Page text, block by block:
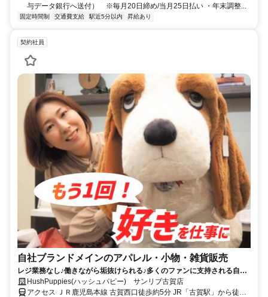
与データ銀行へ送付） ※毎月20日締め/当月25日払い ・年末調整...
固定時間制 交通費支給 駅近5分以内 昇給あり
契約社員
自社ブランドメインのアパレル・小物・雑貨販売
レジ業務なし♪働きながら垢抜けられる♪多くのファンに支持される自社
の洋服を届けるお仕事
HushPuppies(ハッシュパピー) サンリブ古賀店
アクセス ＪＲ鹿児島本線 古賀西口徒歩約5分 JR「古賀駅」から徒歩5